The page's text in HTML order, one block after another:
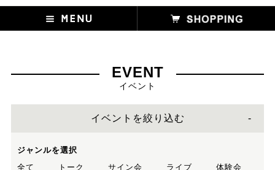
EVENT
イベント
イベントを絞り込む
ジャンルを選択
全て
トーク サイン会 ライブ
体験会